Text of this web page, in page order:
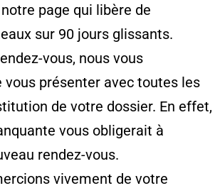
page qui libère de
sur 90 jours glissants.
vous, nous vous
vous présenter avec toutes les
de votre dossier. En effet,
vous obligerait à
rendez-vous.
vivement de votre